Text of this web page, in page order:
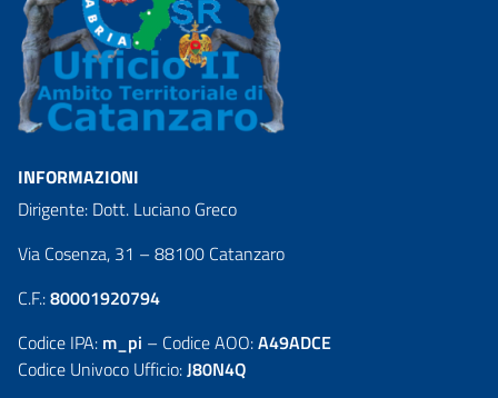
INFORMAZIONI
Dirigente: Dott. Luciano Greco
Via Cosenza, 31 – 88100 Catanzaro
C.F.:80001920794
Codice IPA: m_pi – Codice AOO:A49ADCE
Codice Univoco Ufficio:J80N4Q